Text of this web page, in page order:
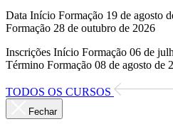
Data Início Formação 19 de agosto
Formação 28 de outubro de 2026
Inscrições Início Formação 06 de
Término Formação 08 de agosto de
TODOS OS CURSOS
Fechar